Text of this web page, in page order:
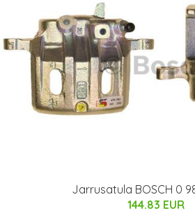
Jarrusatula BOSCH 0
144.83 EUR